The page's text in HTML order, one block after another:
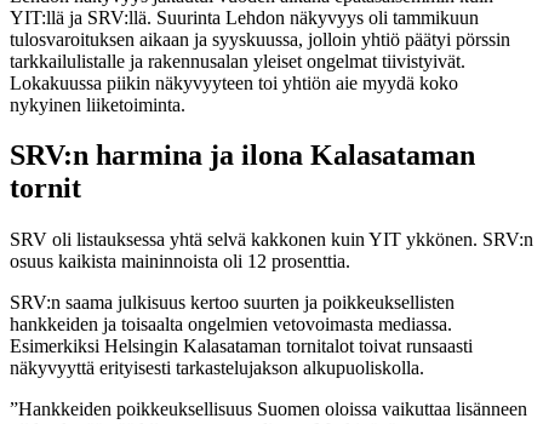
YIT:llä ja SRV:llä. Suurinta Lehdon näkyvyys oli tammikuun
tulosvaroituksen aikaan ja syyskuussa, jolloin yhtiö päätyi pörssin
tarkkailulistalle ja rakennusalan yleiset ongelmat tiivistyivät.
Lokakuussa piikin näkyvyyteen toi yhtiön aie myydä koko
nykyinen liiketoiminta.
SRV:n harmina ja ilona Kalasataman
tornit
SRV oli listauksessa yhtä selvä kakkonen kuin YIT ykkönen. SRV:n
osuus kaikista maininnoista oli 12 prosenttia.
SRV:n saama julkisuus kertoo suurten ja poikkeuksellisten
hankkeiden ja toisaalta ongelmien vetovoimasta mediassa.
Esimerkiksi Helsingin Kalasataman tornitalot toivat runsaasti
näkyvyyttä erityisesti tarkastelujakson alkupuoliskolla.
”Hankkeiden poikkeuksellisuus Suomen oloissa vaikuttaa lisänneen